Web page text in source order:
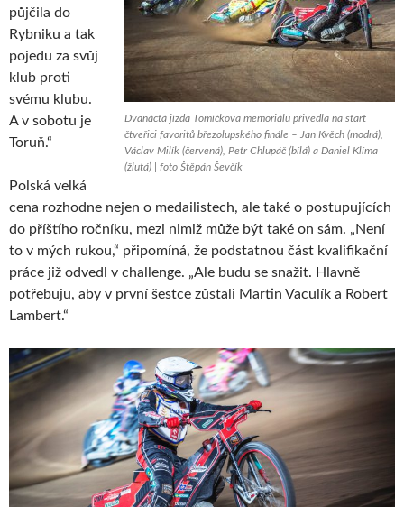
Dvanáctá jízda Tomíčkova memoriálu přivedla na start
čtveřici favoritů březolupského finále – Jan Kvěch (modrá),
Václav Milík (červená), Petr Chlupáč (bílá) a Daniel Klíma
(žlutá) | foto Štěpán Ševčík
půjčila do
Rybniku a tak
pojedu za svůj
klub proti
svému klubu.
A v sobotu je
Toruň.“
Polská velká
cena rozhodne nejen o medailistech, ale také o postupujících
do příštího ročníku, mezi nimiž může být také on sám. „Není
to v mých rukou,“ připomíná, že podstatnou část kvalifikační
práce již odvedl v challenge. „Ale budu se snažit. Hlavně
potřebuju, aby v první šestce zůstali Martin Vaculík a Robert
Lambert.“